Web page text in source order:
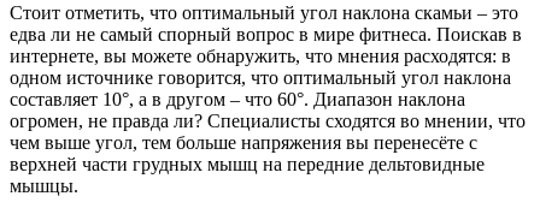
Стоит отметить, что оптимальный угол наклона скамьи – это
едва ли не самый спорный вопрос в мире фитнеса. Поискав в
интернете, вы можете обнаружить, что мнения расходятся: в
одном источнике говорится, что оптимальный угол наклона
составляет 10°, а в другом – что 60°. Диапазон наклона
огромен, не правда ли? Специалисты сходятся во мнении, что
чем выше угол, тем больше напряжения вы перенесёте с
верхней части грудных мышц на передние дельтовидные
мышцы.